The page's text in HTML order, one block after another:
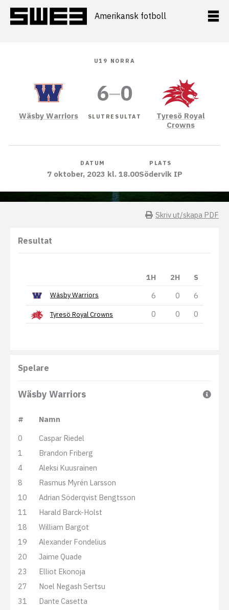
innehåll
Amerikansk fotboll
U19 NORRA
Wäsby Warriors
6–0
SLUTRESULTAT
Tyresö Royal
Crowns
DATUM
7 oktober, 2023 kl. 18.00
PLATS
Södervik IP
Skriv ut/skapa PDF
Resultat
1H 2H S
Wäsby Warriors 6 0 6
Tyresö Royal Crowns 0 0 0
Spelare
Wäsby Warriors
#
Namn
0
Caspar Riedel
1
Brandon Friberg
4
Aleksi Kuusrainen
8
Rasmus Myrén Larsson
10
Adrian Söderqvist Bengtsson
11
Harald Barck-Holst
18
William Bargot
19
Alexander Fondelius
20
Jaime Quade
23
Elliot Ekonoja
27
Noel Negash Sertsu
31
Dante Casetta